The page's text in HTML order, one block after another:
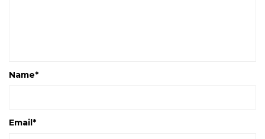
Name*
Email*